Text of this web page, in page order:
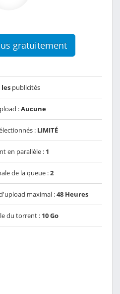
gratuitement
publicités
:Aucune
: LIMITÉ
en parallèle : 1
de la queue :2
maximal :48 Heures
du torrent : 10 Go